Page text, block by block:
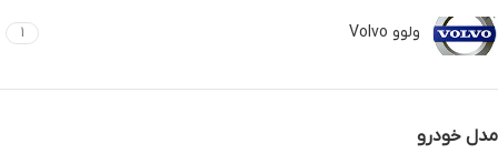
ولوو Volvo 1
مدل خودرو